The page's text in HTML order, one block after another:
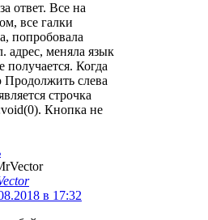
ответ. Все на
все галки
попробовала
адрес, меняла язык
получается. Когда
слева
строчка
Кнопка не
в 17:32